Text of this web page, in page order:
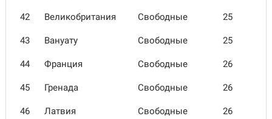
42 Велико­британия Свободные 25
43 Вануату Свободные 25
44 Франция Свободные 26
45 Гренада Свободные 26
46 Латвия Свободные 26